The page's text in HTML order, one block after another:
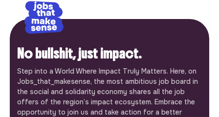
No bullshit, just impact.
Step into a World Where Impact Truly Matters. Here, on
Jobs_that_makesense, the most ambitious job board in
the social and solidarity economy shares all the job
offers of the region’s impact ecosystem. Embrace the
opportunity to join us and take action for a better